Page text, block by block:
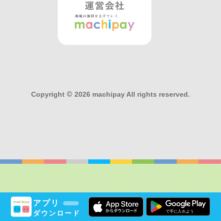
アプリ
ダウンロード
Copyright © 2026 machipay All rights reserved.